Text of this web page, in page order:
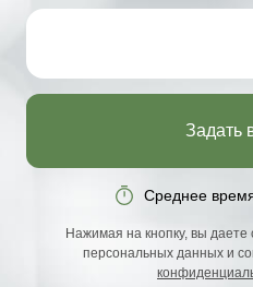
Задать
Среднее
Нажимая на кнопку, вы даете
персональных данных и